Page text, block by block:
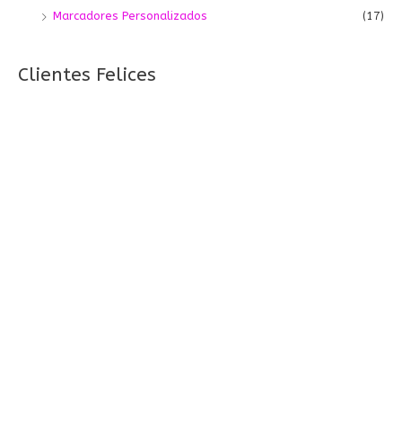
Marcadores Personalizados
(17)
Clientes Felices